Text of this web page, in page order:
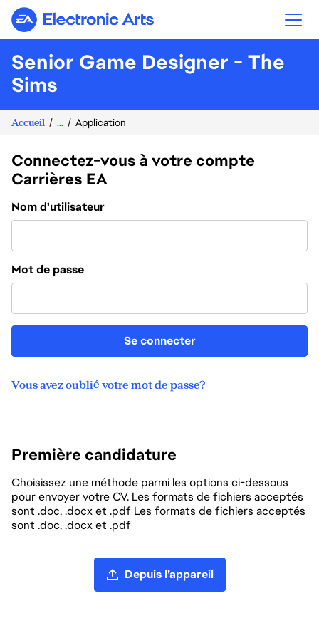
Electronic Arts
Senior Game Designer - The
Sims
Accueil ... Application
Connectez-vous à votre compte
Carrières EA
Connexion
Nom d'utilisateur
Mot de passe
Se connecter
Vous avez oublié votre mot de passe?
Première candidature
Choisissez une méthode parmi les options ci-dessous
pour envoyer votre CV. Les formats de fichiers acceptés
sont .doc, .docx et .pdf Les formats de fichiers acceptés
sont .doc, .docx et .pdf
Depuis l’appareil